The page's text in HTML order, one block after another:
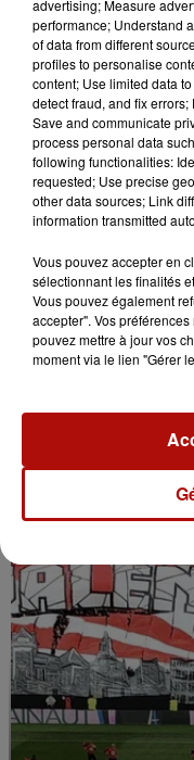
10h25
Bientôt une
advertising; Measure
performance; Understand
of data from different
profiles to personalise
content; Use limited data
detect fraud, and fix
Save and communicate
process personal data
following functionalities:
requested; Use precise
other data sources; Link
information transmitted
Vous pouvez accepter en
sélectionnant les finalités
Vous pouvez également
accepter". Vos
pouvez mettre à jour vos
moment via le lien "Gérer